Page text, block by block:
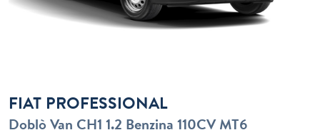
FIAT PROFESSIONAL
Doblò Van CH1 1.2 Benzina 110CV MT6